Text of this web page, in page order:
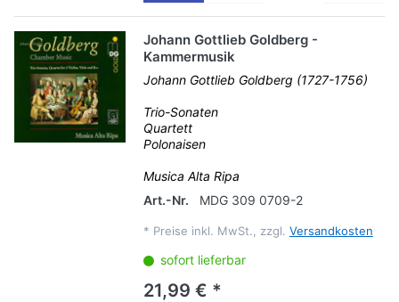
Johann Gottlieb Goldberg -
Kammermusik
Johann Gottlieb Goldberg (1727-1756)
Trio-Sonaten
Quartett
Polonaisen
Musica Alta Ripa
Art.-Nr.
MDG 309 0709-2
* Preise inkl. MwSt., zzgl. Versandkosten
sofort lieferbar
21,99 € *